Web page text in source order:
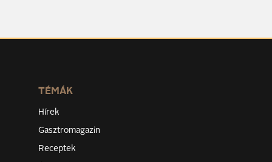
TÉMÁK
Hírek
Gasztromagazin
Receptek